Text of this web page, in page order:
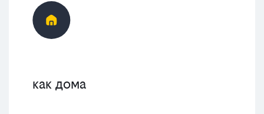
как дома